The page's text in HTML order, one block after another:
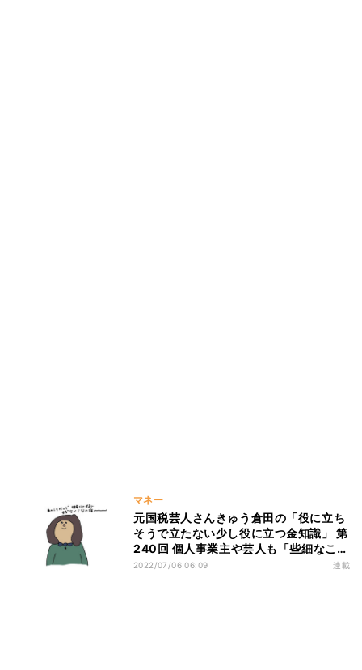
マネー
元国税芸人さんきゅう倉田の「役に立ち
そうで立たない少し役に立つ金知識」 第
240回 個人事業主や芸人も「些細なこ
と」を大切にするのは同じだと思う
2022/07/06 06:09 連載